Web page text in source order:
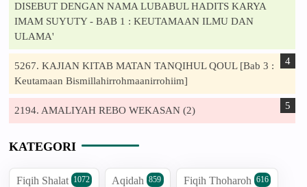
DISEBUT DENGAN NAMA LUBABUL HADITS KARYA
IMAM SUYUTY - BAB 1 : KEUTAMAAN ILMU DAN
ULAMA'
5267. KAJIAN KITAB MATAN TANQIHUL QOUL [Bab 3 :
Keutamaan Bismillahirrohmaanirrohiim]
2194. AMALIYAH REBO WEKASAN (2)
KATEGORI
Fiqih Shalat 1072 Aqidah 859 Fiqih Thoharoh 616